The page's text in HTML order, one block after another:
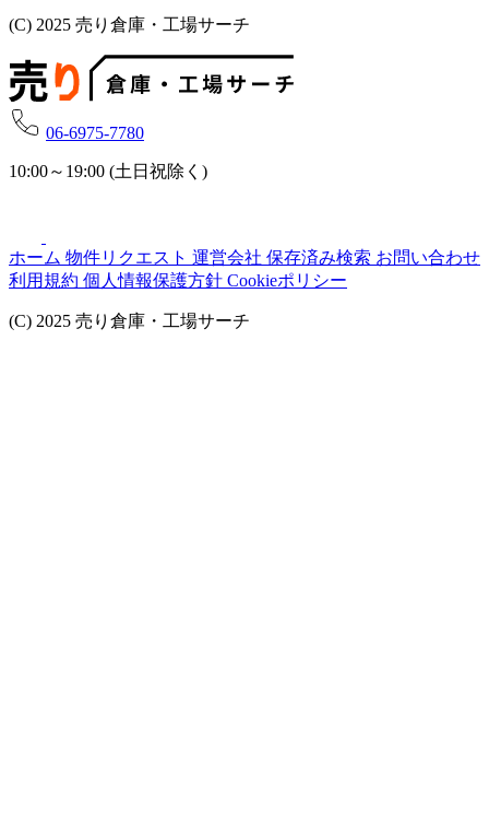
(C) 2025 売り倉庫・工場サーチ
06-6975-7780
10:00～19:00 (土日祝除く)
ホーム 物件リクエスト 運営会社 保存済み検索 お問い合わせ
利用規約 個人情報保護方針 Cookieポリシー
(C) 2025 売り倉庫・工場サーチ